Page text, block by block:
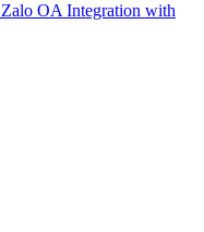
Zalo OA Integration with